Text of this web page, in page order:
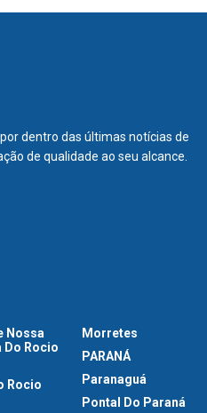
dentro das últimas notícias de
de qualidade ao seu alcance.
Nossa
Do Rocio
Rocio
Morretes
PARANÁ
Paranaguá
Pontal Do Paraná